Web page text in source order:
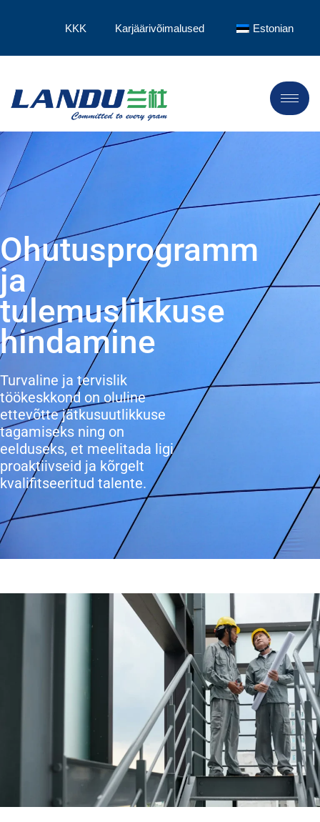
KKK Karjäärivõimalused Estonian
Ohutusprogramm
ja
tulemuslikkuse
hindamine
Turvaline ja tervislik
töökeskkond on oluline
ettevõtte jätkusuutlikkuse
tagamiseks ning on
eelduseks, et meelitada ligi
proaktiivseid ja kõrgelt
kvalifitseeritud talente.